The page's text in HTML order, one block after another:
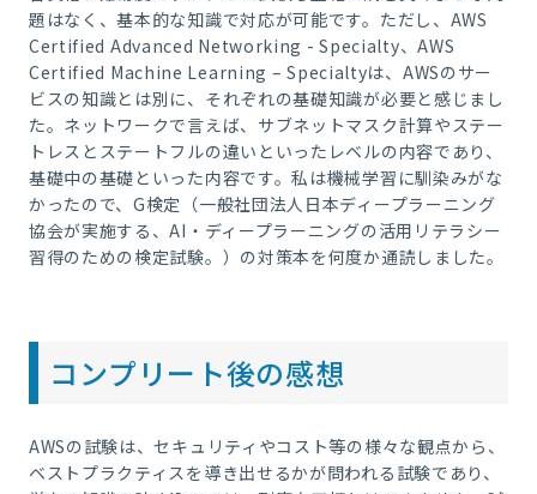
題はなく、基本的な知識で対応が可能です。ただし、AWS
Certified Advanced Networking - Specialty、AWS
Certified Machine Learning – Specialtyは、AWSのサー
ビスの知識とは別に、それぞれの基礎知識が必要と感じまし
た。ネットワークで言えば、サブネットマスク計算やステー
トレスとステートフルの違いといったレベルの内容であり、
基礎中の基礎といった内容です。私は機械学習に馴染みがな
かったので、G検定（一般社団法人日本ディープラーニング
協会が実施する、AI・ディープラーニングの活用リテラシー
習得のための検定試験。）の対策本を何度か通読しました。
コンプリート後の感想
AWSの試験は、セキュリティやコスト等の様々な観点から、
ベストプラクティスを導き出せるかが問われる試験であり、